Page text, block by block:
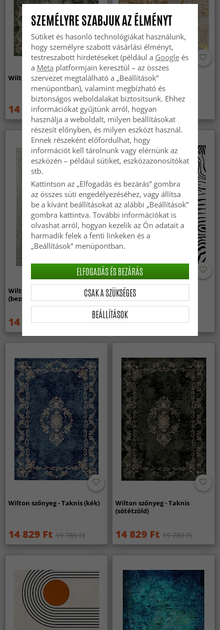
Wilton szőnyeg - Taknis (zöld)
14 829 Ft 19 789 Ft
Wilton szőnyeg - Elena
(bezs/arany)
14 829 Ft
Wilton szőnyeg - Mateur
(bezs)
14 829 Ft 19 789 Ft
Wilton szőnyeg - Zebra
(fekete/fehér)
14 829 Ft 19 789 Ft
Wilton szőnyeg - Taknis (kék)
14 829 Ft 19 789 Ft
Wilton szőnyeg - Taknis
(sötétzöld)
14 829 Ft 19 789 Ft
SZEMÉLYRE SZABJUK AZ ÉLMÉNYT
Sütiket és hasonló technológiákat használunk,
hogy személyre szabott vásárlási élményt,
testreszabott hirdetéseket (például a Googleés
a Meta platformjain keresztül – az összes
szervezet megtalálható a „Beállítások”
menüpontban), valamint megbízható és
biztonságos weboldalakat biztosítsunk. Ehhez
információkat gyűjtünk arról, hogyan
használja a weboldalt, milyen beállításokat
részesít előnyben, és milyen eszközt használ.
Ennek részeként előfordulhat, hogy
információt kell tárolnunk vagy elérnünk az
eszközén – például sütiket, eszközazonosítókat
stb.
Kattintson az „Elfogadás és bezárás” gombra
az összes süti engedélyezéséhez, vagy állítsa
be a kívánt beállításokat az alábbi „Beállítások”
gombra kattintva. További információkat is
olvashat arról, hogyan kezelik az Ön adatait a
harmadik felek a fenti linkeken és a
„Beállítások” menüpontban.
BEÁLLÍTÁSOK
CSAK A SZÜKSÉGES
ELFOGADÁS ÉS BEZÁRÁS